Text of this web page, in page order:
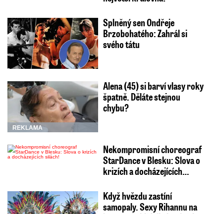
Splněný sen Ondřeje
Brzobohatého: Zahrál si
svého tátu
REKLAMA
Alena (45) si barví vlasy roky
špatně. Děláte stejnou
chybu?
Nekompromisní choreograf
StarDance v Blesku: Slova o
krizích a docházejících…
Když hvězdu zastíní
samopaly. Sexy Rihannu na